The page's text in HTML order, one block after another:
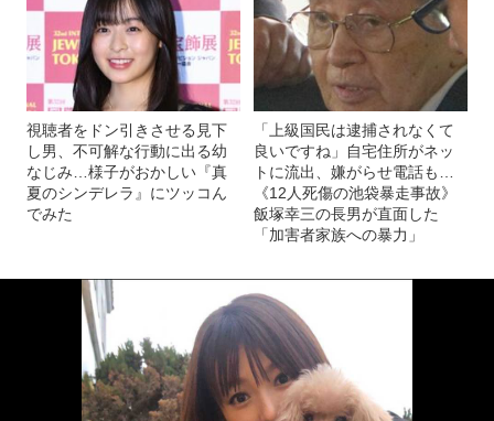
視聴者をドン引きさせる見下
し男、不可解な行動に出る幼
なじみ…様子がおかしい『真
夏のシンデレラ』にツッコん
でみた
「上級国民は逮捕されなくて
良いですね」自宅住所がネッ
トに流出、嫌がらせ電話も…
《12人死傷の池袋暴走事故》
飯塚幸三の長男が直面した
「加害者家族への暴力」